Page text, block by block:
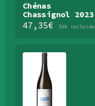
Chénas
Chassignol 2023
47,35€ IVA incluido